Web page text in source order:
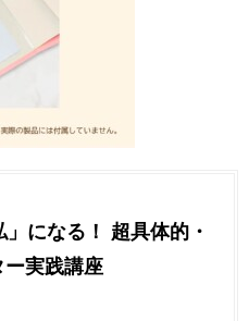
になる！ 超具体的・
ー実践講座